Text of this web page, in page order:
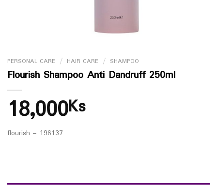
PERSONAL CARE / HAIR CARE / SHAMPOO
Flourish Shampoo Anti Dandruff 250ml
18,000Ks
flourish – 196137